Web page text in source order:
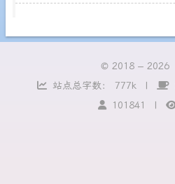
© 2018 – 2026
站点总字数：
777k
101841